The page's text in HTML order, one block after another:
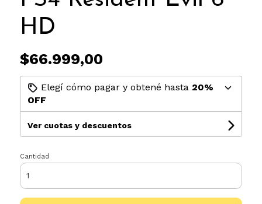
HD
$66.999,00
Elegí cómo pagar y obtené hasta 20%
OFF
Ver cuotas y descuentos
Cantidad